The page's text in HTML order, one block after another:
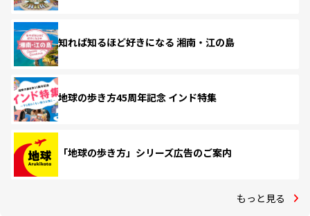
知れば知るほど好きになる 湘南・江の島
地球の歩き方45周年記念 インド特集
「地球の歩き方」シリーズ広告のご案内
もっと見る